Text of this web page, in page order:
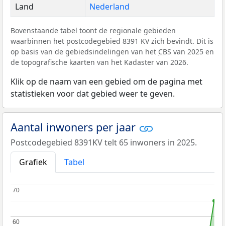
Land
Nederland
Bovenstaande tabel toont de regionale gebieden
waarbinnen het postcodegebied 8391 KV zich bevindt. Dit is
op basis van de gebiedsindelingen van het CBS van 2025 en
de topografische kaarten van het Kadaster van 2026.
Klik op de naam van een gebied om de pagina met
statistieken voor dat gebied weer te geven.
Aantal inwoners per jaar
Postcodegebied 8391KV telt 65 inwoners in 2025.
Grafiek
Tabel
60
60
70
70